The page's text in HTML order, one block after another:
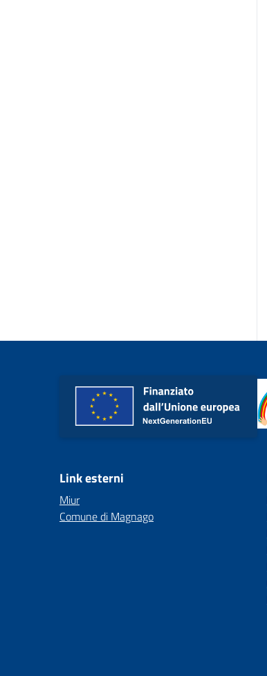
Link esterni
Miur
Comune di Magnago